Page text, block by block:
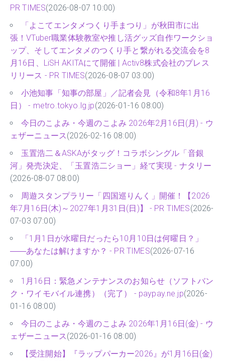
PR TIMES(2026-08-07 10:00)
「よこてエンタメつくり手まつり」が秋田市に出
張！VTuber職業体験教室や推し活グッズ自作ワークショ
ップ、そしてエンタメのつくり手と繋がれる交流会を8
月16日、LiSH AKITAにて開催 | Activ8株式会社のプレス
リリース - PR TIMES(2026-08-07 03:00)
小池知事「知事の部屋」／記者会見（令和8年1月16
日） - metro.tokyo.lg.jp(2026-01-16 08:00)
今日のこよみ・今週のこよみ 2026年2月16日(月) - ウ
ェザーニュース(2026-02-16 08:00)
玉置浩二＆ASKAがタッグ！コラボシングル「音銀
河」発売決定、「玉置浩二ショー」経て実現 - ナタリー
(2026-08-07 08:00)
周遊スタンプラリー「四国巡りんく」開催！【2026
年7月16日(木)～2027年1月31日(日)】 - PR TIMES(2026-
07-03 07:00)
「1月1日が水曜日だったら10月10日は何曜日？」
――あなたは解けますか？ - PR TIMES(2026-07-16
07:00)
1月16日：緊急メンテナンスのお知らせ（ソフトバン
ク・ワイモバイル連携）（完了） - paypay.ne.jp(2026-
01-16 08:00)
今日のこよみ・今週のこよみ 2026年1月16日(金) - ウ
ェザーニュース(2026-01-16 08:00)
【受注開始】『ラップパーカー2026』が1月16日(金)